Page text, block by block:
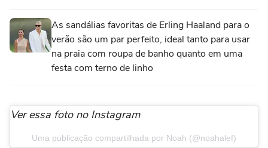
As sandálias favoritas de Erling Haaland para o
verão são um par perfeito, ideal tanto para usar
na praia com roupa de banho quanto em uma
festa com terno de linho
Ver essa foto no Instagram
Uma publicação compartilhada por Noah (@noahalef)